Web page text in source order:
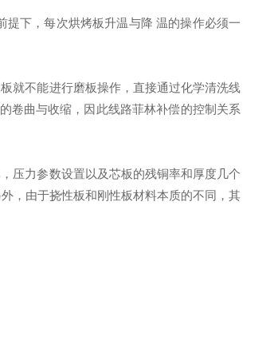
下，每次烘烤板升温与降 温的操作必须一
就不能进行磨板操作，直接通过化学清洗线
卷曲与收缩，因此线路菲林补偿的控制关系
压力参数设置以及芯板的残铜率和厚度几个
，由于挠性板和刚性板材料本质的不同，其